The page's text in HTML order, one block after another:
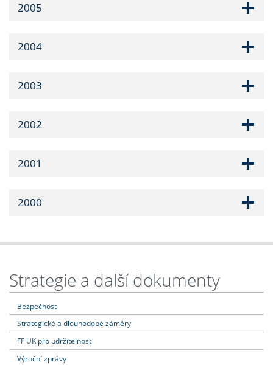
2005
2004
2003
2002
2001
2000
Strategie a další dokumenty
Bezpečnost
Strategické a dlouhodobé záměry
FF UK pro udržitelnost
Výroční zprávy